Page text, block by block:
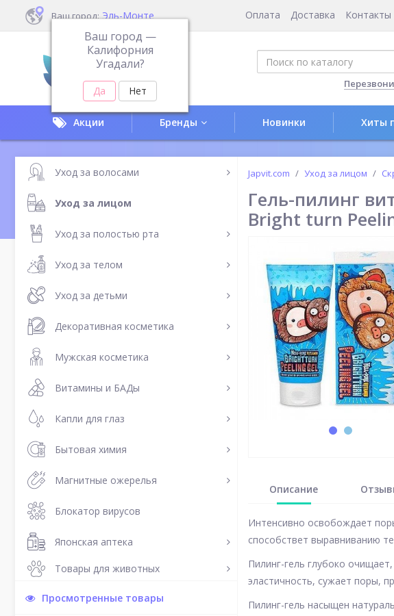
Ваш город: Эль-Монте
Ваш город —
Калифорния
Угадали?
Оплата Доставка Контакты
Акции Бренды Новинки Хиты
Уход за волосами
Уход за лицом
Уход за полостью рта
Уход за телом
Уход за детьми
Декоративная косметика
Мужская косметика
Витамины и БАДы
Капли для глаз
Бытовая химия
Магнитные ожерелья
Блокатор вирусов
Японская аптека
Товары для животных
Просмотренные товары
Japvit.com Уход за лицом
Гель-пилинг
Bright turn
Описание
Интенсивно освобождает
способствет выравниванию
Пилинг-гель глубоко
эластичность, сужает поры,
Пилинг-гель насыщен